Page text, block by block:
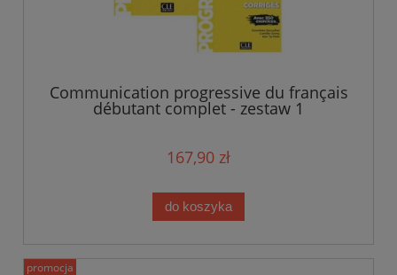
Communication progressive du français
débutant complet - zestaw 1
167,90 zł
do koszyka
promocja